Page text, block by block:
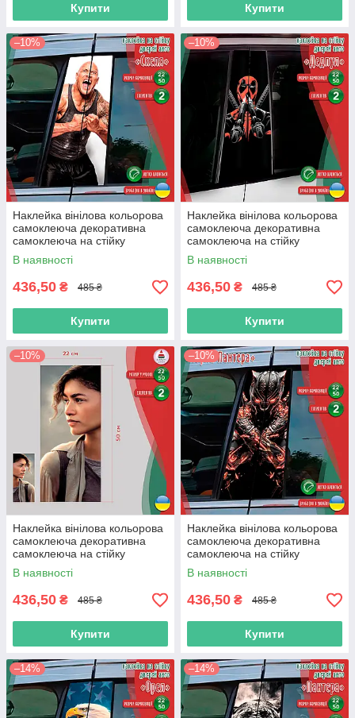
Купити Купити
–10%
Наклейка вінілова кольорова
самоклеюча декоративна
самоклеюча на стійку
автомобіля «Скеля» з
Оракалу
В наявності
436,50 ₴ 485 ₴
Купити
–10%
Наклейка вінілова кольорова
самоклеюча декоративна
самоклеюча на стійку
автомобіля «Дедпул.
Deadpool» з Оракалу
В наявності
436,50 ₴ 485 ₴
Купити
–10%
Наклейка вінілова кольорова
самоклеюча декоративна
самоклеюча на стійку
автомобіля «Зендея» з
Оракалу
В наявності
436,50 ₴ 485 ₴
Купити
–10%
Наклейка вінілова кольорова
самоклеюча декоративна
самоклеюча на стійку
автомобіля «Чорна Пантера»
з Оракалу
В наявності
436,50 ₴ 485 ₴
Купити
–14% –14%